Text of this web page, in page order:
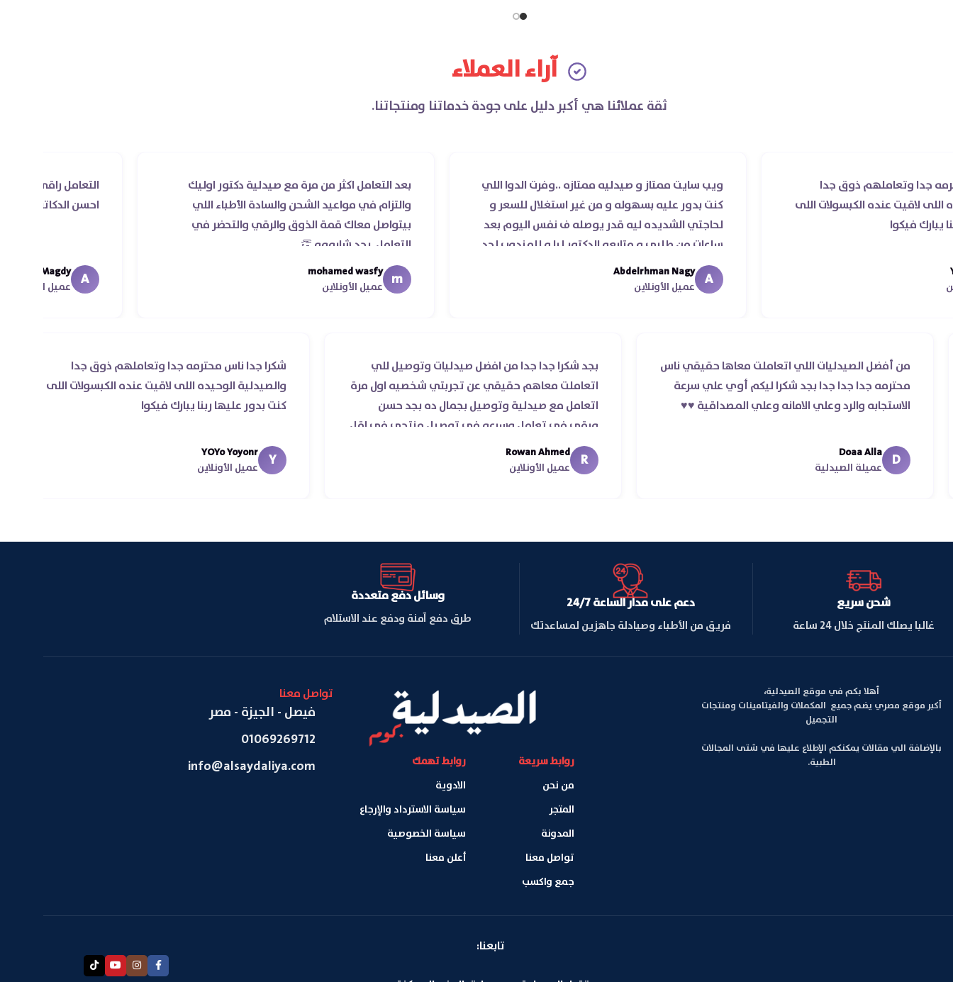
آراء العملاء
ثقة عملائنا هي أكبر دليل على جودة خدماتنا ومنتجاتنا.
ذوق جدا
عنده الكبسولات اللى
ويب سايت ممتاز و صيدليه ممتازه ..وفرت الدوا اللي
كنت بدور عليه بسهوله و من غير استغلال للسعر و
لحاجتي الشديده ليه قدر يوصله ف نفس اليوم بعد
ساعات من طلبي و متابعه الدكتور ليا و للمندوب لحد
ما استلمت بالرغم من انتهاء موعد عمله ..فضل يتابع
معايا لحد ما استلمت ..شكرا جزيلا ليكم
Abdelrhman Nagy
عميل الأونلاين
بعد التعامل اكثر من مرة مع صيدلية دكتور اوليك
والتزام في مواعيد الشحن والسادة الأطباء اللي
بيتواصل معاك قمة الذوق والرقي والتحضر في
التعامل. بجد شابووو 👏‏
mohamed wasfy
عميل الأونلاين
التعامل راقي جدا و الخدمه
احسن الدكاتره الي اتعاملت
Ahmed Magdy
عميل الأونلاين
من أفضل الصيدليات اللي اتعاملت معاها حقيقي ناس
محترمه جدا جدا جدا بجد شكرا ليكم أوي علي سرعة
الاستجابه والرد وعلي الامانه وعلي المصداقية ♥️♥️‏
D
عميلة الصيدلية
بجد شكرا جدا جدا من افضل صيدليات وتوصيل للي
اتعاملت معاهم حقيقي عن تجربتي شخصيه اول مرة
اتعامل مع صيدلية وتوصيل بجمال ده بجد حسن
ورقي في تعامل وسرعه في توصيل منتجي في اقل
من يومين من اسكندرية للقاهره ..
R
Rowan Ahmed
عميل الأونلاين
شكرا جدا ناس محترمه جدا وتعاملهم ذوق جدا
والصيدلية الوحيده اللى لاقيت عنده الكبسولات اللى
كنت بدور عليها ربنا يبارك فيكوا
Y
YOYo Yoyonr
عميل الأونلاين
شحن سريع
غالبا يصلك المنتج خلال 24 ساعة
دعم على مدار الساعة 24/7
فريق من الأطباء وصيادلة جاهزين لمساعدتك
وسائل دفع متعددة
طرق دفع آمنة ودفع عند الاستلام
أهلا بكم في موقع الصيدلية،
أكبر موقع مصري يضم جميع المكملات والفيتامينات ومنتجات
التجميل
بالإضافة الي مقالات يمكنكم الإطلاع عليها في شتى المجالات
الطبية.
روابط سريعة
من نحن
المتجر
المدونة
تواصل معنا
جمع واكسب
روابط تهمك
الادوية
سياسة الاسترداد والإرجاع
سياسة الخصوصية
أعلن معنا
تواصل معنا
فيصل - الجيزة - مصر
01069269712
info@alsaydaliya.com
تابعنا: